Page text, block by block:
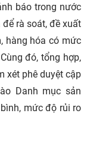
báo trong nước
rà soát, đề xuất
hàng hóa có mức
đó, tổng hợp,
xét phê duyệt cập
Danh mục sản
mức độ rủi ro